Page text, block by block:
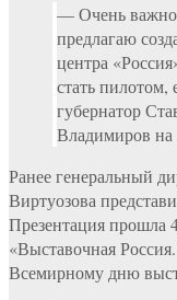
— Очень
предлагаю
центра
стать пилотом,
губернатор
Владимиров на
Ранее генеральный
Виртуозова
Презентация прошла
«Выставочная
Всемирному дню